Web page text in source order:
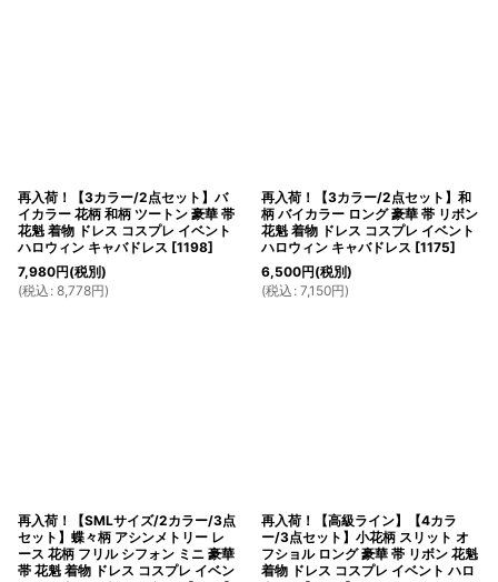
再入荷！【3カラー/2点セット】バ
イカラー 花柄 和柄 ツートン 豪華 帯
花魁 着物 ドレス コスプレ イベント
ハロウィン キャバドレス [1198]
7,980円(税別)
(税込 : 8,778円)
再入荷！【3カラー/2点セット】和
柄 バイカラー ロング 豪華 帯 リボン
花魁 着物 ドレス コスプレ イベント
ハロウィン キャバドレス [1175]
6,500円(税別)
(税込 : 7,150円)
再入荷！【SMLサイズ/2カラー/3点
セット】蝶々柄 アシンメトリー レ
ース 花柄 フリル シフォン ミニ 豪華
帯 花魁 着物 ドレス コスプレ イベン
再入荷！【高級ライン】【4カラ
ー/3点セット】小花柄 スリット オ
フショル ロング 豪華 帯 リボン 花魁
着物 ドレス コスプレ イベント ハロ